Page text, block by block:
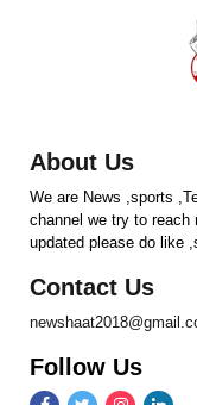
About Us
We are News ,sports
channel we try to
updated please do like
Contact Us
Follow Us